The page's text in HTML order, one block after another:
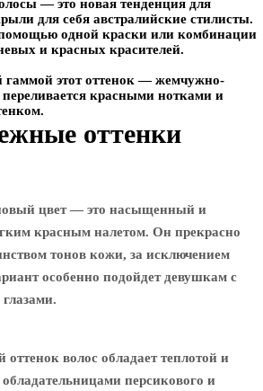
— это новая тенденция для
для себя австралийские стилисты.
помощью одной краски или комбинации
и красных красителей.
гаммой этот оттенок — жемчужно-
красными нотками и
оттенки
цвет — это насыщенный и
красным налетом. Он прекрасно
тонов кожи, за исключением
особенно подойдет девушкам с
волос обладает теплотой и
обладательницами персикового и